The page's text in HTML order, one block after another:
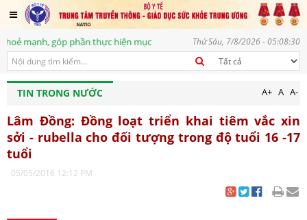
mạnh, góp phần thực hiện mục tiêu phát triển bền vững, vì một tương lai
Thứ Sáu, 7/8/2026 - 05:08:30
TIN TRONG NƯỚC A+ A A-
Lâm Đồng: Đồng loạt triển khai tiêm vắc xin
sởi - rubella cho đối tượng trong độ tuổi 16 -17
tuổi
05/05/2016 12:12 PM